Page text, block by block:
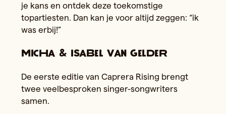
je kans en ontdek deze toekomstige
topartiesten. Dan kan je voor altijd zeggen: “ik
was erbij!”
MICHA & Isabel van Gelder
De eerste editie van Caprera Rising brengt
twee veelbesproken singer-songwriters
samen.